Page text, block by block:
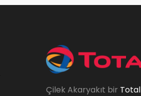
Çilek Akaryakıt bir Total